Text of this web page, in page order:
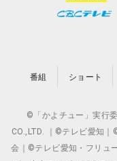
番組 ショート
©「かよチュー」実行
CO.,LTD. ｜©テレビ愛知
会｜©テレビ愛知・フリュ